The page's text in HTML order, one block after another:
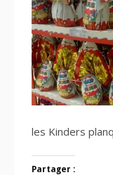
les Kinders
Partager :